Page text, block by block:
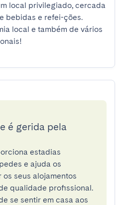
local privilegiado, cercada
bebidas e refei-ções.
local e também de vários
é gerida pela
estadias
e ajuda os
seus alojamentos
qualidade profissional.
se sentir em casa aos